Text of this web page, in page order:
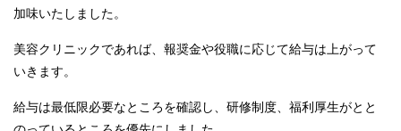
加味いたしました。
美容クリニックであれば、報奨金や役職に応じて給与は上がって
いきます。
給与は最低限必要なところを確認し、研修制度、福利厚生がとと